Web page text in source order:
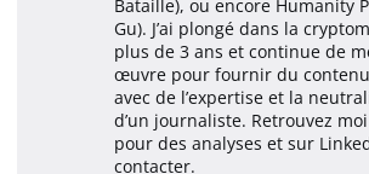
Bataille), ou encore Humanity
Gu). J’ai plongé dans la
plus de 3 ans et continue de
œuvre pour fournir du
avec de l’expertise et la
d’un journaliste. Retrouvez
pour des analyses et sur
contacter.